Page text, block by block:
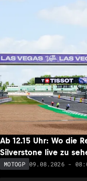
Ab 12.15 Uhr: Wo die
Silverstone live zu
MOTOGP 09.08.2026 -